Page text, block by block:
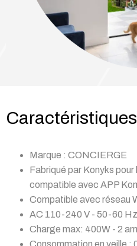
Caractéristiques
Marque : CONCIERGE
Fabriqué par Konyks
compatible avec APP
Compatible avec réseau
AC 110-240 V - 50-60 Hz
Charge max: 400W - 2